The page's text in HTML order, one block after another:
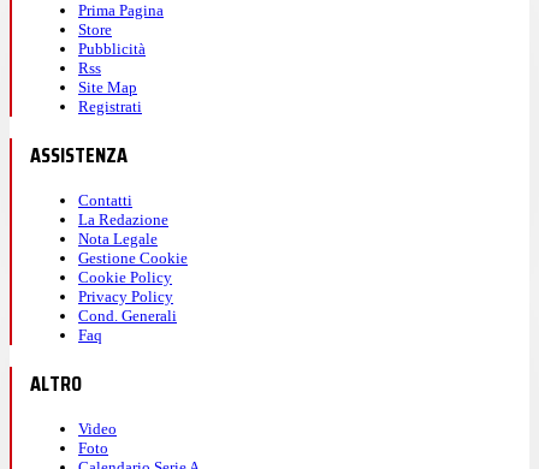
Prima Pagina
Store
Pubblicità
Rss
Site Map
Registrati
ASSISTENZA
Contatti
La Redazione
Nota Legale
Gestione Cookie
Cookie Policy
Privacy Policy
Cond. Generali
Faq
ALTRO
Video
Foto